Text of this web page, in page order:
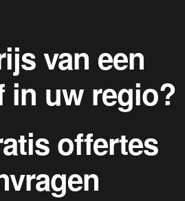
van een
in uw regio?
offertes